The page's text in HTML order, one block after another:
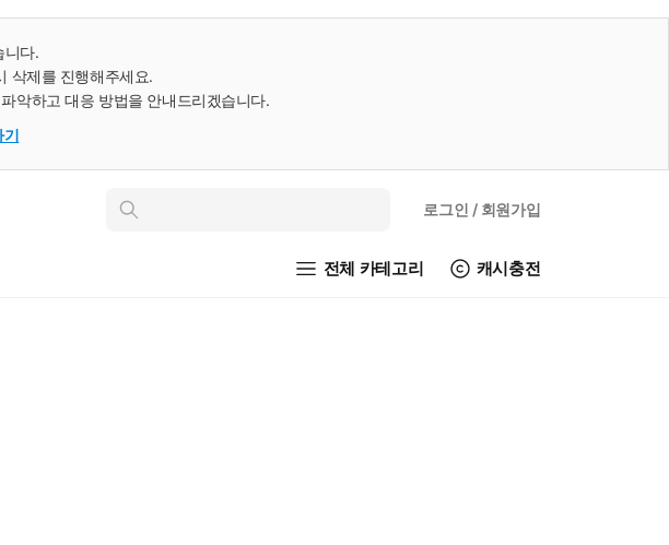
니다.
삭제를 진행해주세요.
악하고 대응 방법을 안내드리겠습니다.
기
인
로그인 / 회원가입
전체 카테고리 캐시충전